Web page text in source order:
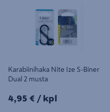
Karabiinihaka Nite Ize S-Biner
Dual 2 musta
4,95€/kpl
4,95 € / kpl